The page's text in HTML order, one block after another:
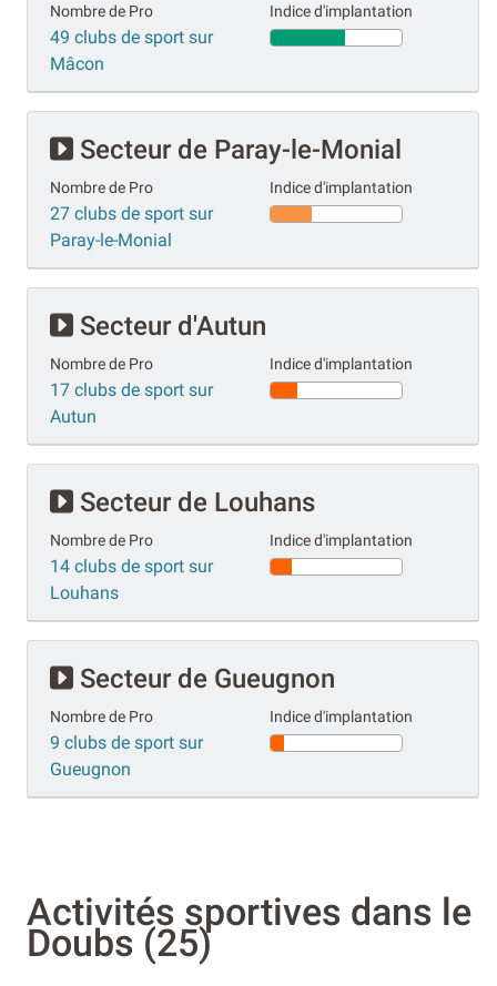
Nombre de Pro
49 clubs de sport sur
Mâcon
Indice d'implantation
Secteur de Paray-le-Monial
Nombre de Pro
27 clubs de sport sur
Paray-le-Monial
Indice d'implantation
Secteur d'Autun
Nombre de Pro
17 clubs de sport sur
Autun
Indice d'implantation
Secteur de Louhans
Nombre de Pro
14 clubs de sport sur
Louhans
Indice d'implantation
Secteur de Gueugnon
Nombre de Pro
9 clubs de sport sur
Gueugnon
Indice d'implantation
Activités sportives dans le
Doubs (25)